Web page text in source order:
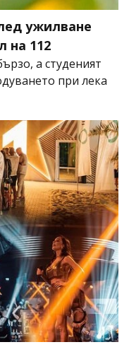
ужилване
на 112
а студеният
при лека